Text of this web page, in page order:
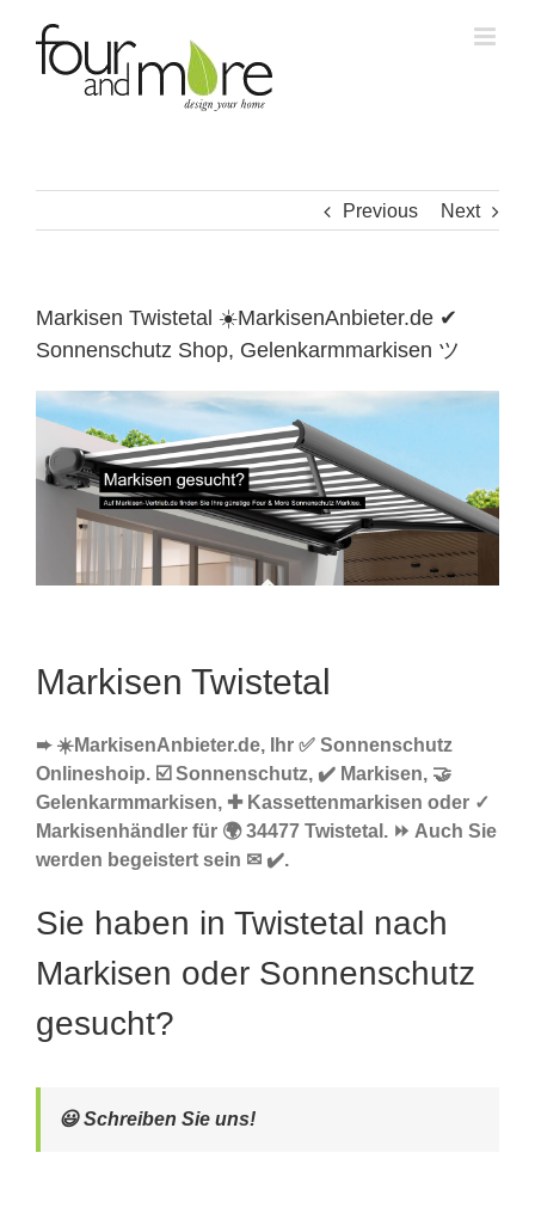
content
Previous Next
Markisen Twistetal ☀️MarkisenAnbieter.de ✔
Sonnenschutz Shop, Gelenkarmmarkisen ツ
Markisen Twistetal
➨ ☀️MarkisenAnbieter.de, Ihr ✅ Sonnenschutz
Onlineshoip. ☑️ Sonnenschutz, ✔️ Markisen, 🤝
Gelenkarmmarkisen, ✚ Kassettenmarkisen oder ✓
Markisenhändler für 🌍 34477 Twistetal. ⏩ Auch Sie
werden begeistert sein ✉ ✔️.
Sie haben in Twistetal nach
Markisen oder Sonnenschutz
gesucht?
😃 Schreiben Sie uns!